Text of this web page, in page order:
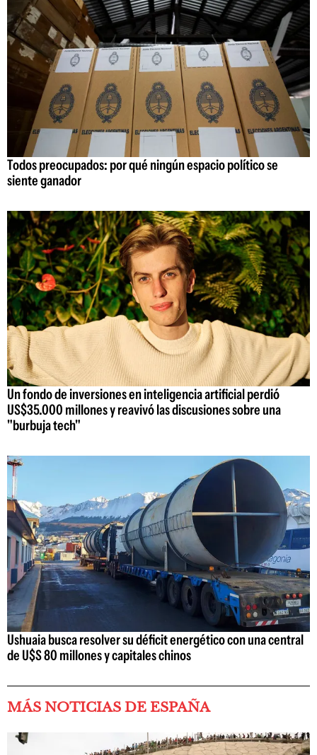
Todos preocupados: por qué ningún espacio político se
siente ganador
Un fondo de inversiones en inteligencia artificial perdió
US$35.000 millones y reavivó las discusiones sobre una
"burbuja tech"
Ushuaia busca resolver su déficit energético con una central
de U$S 80 millones y capitales chinos
MÁS NOTICIAS DE ESPAÑA